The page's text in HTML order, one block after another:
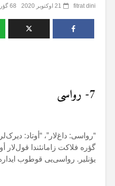
fitrat dini 21 اوکتوبر 2020 68 گؤرۆنتۆلنمە
7- رواسی
“رواسی: داغ‌لار”، “أوتاد: دیرک‌لر”
گؤرە فلاکت زامانئندا قول‌لار
یؤنلیر. رواسی‌یی قوطوب